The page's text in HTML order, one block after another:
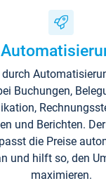
durch
Buchungen,
und Berichten.
die Preise
und hilft so, den
maximieren.